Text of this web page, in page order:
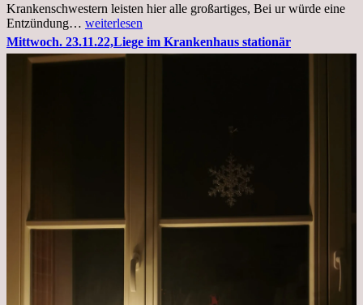
Krankenschwestern leisten hier alle großartiges, Bei ur würde eine
Entzündung… Freitag,
25.11.2022
Kleines
weiterlesen
Mittwoch. 23.11.22,Liege im Krankenhaus stationär